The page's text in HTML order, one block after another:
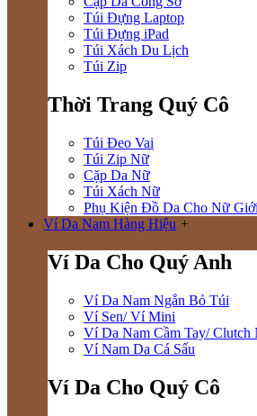
Túi Đựng Laptop
Túi Đựng iPad
Túi Xách Du Lịch
Túi Zip
Thời Trang Quý Cô
Túi Đeo Vai
Túi Zip Nữ
Cặp Da Nữ
Túi Xách Nữ
Phụ Kiện Đồ Da Cho Nữ Giới
Ví Da Nam Hàng Hiệu +
Ví Da Cho Quý Anh
Ví Da Nam Ngắn Bỏ Túi
Ví Sen/ Ví Mini
Ví Da Nam Cầm Tay/ Clutch
Ví Nam Da Cá Sấu
Ví Da Cho Quý Cô